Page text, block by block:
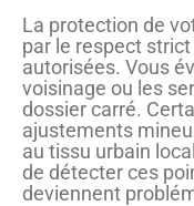
La protection de
par le respect
autorisées. Vous
voisinage ou les
dossier carré.
ajustements
au tissu urbain
de détecter ces
deviennent